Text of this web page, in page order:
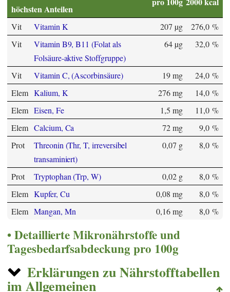
höchsten Anteilen
Vit Vitamin K 207 µg
276,0 %
Vit
Vitamin B9, B11 (Folat als
Folsäure-aktive Stoffgruppe)
64 µg 32,0 %
Vit Vitamin C, (Ascorbinsäure) 19 mg
24,0 %
Elem Kalium, K 276 mg
14,0 %
Elem Eisen, Fe 1,5 mg
11,0 %
Elem Calcium, Ca 72 mg
9,0 %
Prot
Threonin (Thr, T, irreversibel
transaminiert)
0,07 g 8,0 %
Prot Tryptophan (Trp, W) 0,02 g
8,0 %
Elem Kupfer, Cu 0,08 mg
8,0 %
Elem Mangan, Mn 0,16 mg 8,0 %
Detaillierte Mikronährstoffe und
Tagesbedarfsabdeckung pro 100g
Erklärungen zu Nährstofftabellen
im Allgemeinen